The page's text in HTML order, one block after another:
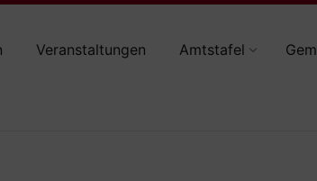
Veranstaltungen Amtstafel